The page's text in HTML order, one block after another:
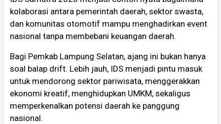
kolaborasi antara pemerintah daerah, sektor swasta,
dan komunitas otomotif mampu menghadirkan event
nasional tanpa membebani keuangan daerah.
Bagi Pemkab Lampung Selatan, ajang ini bukan hanya
soal balap drift. Lebih jauh, IDS menjadi pintu masuk
untuk mendorong sektor pariwisata, menggerakkan
ekonomi kreatif, menghidupkan UMKM, sekaligus
memperkenalkan potensi daerah ke panggung
nasional.